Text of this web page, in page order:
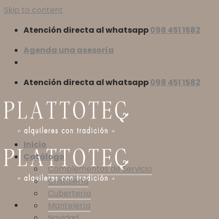
Skip to content
Atención directa al whatsapp098 451 1582
Agenda una asesoría
Atención directa al whatsapp098 451 1582
Inicio
Catálogo
Complementos de Servicio
Cristalería
Cubertería
Mantelería